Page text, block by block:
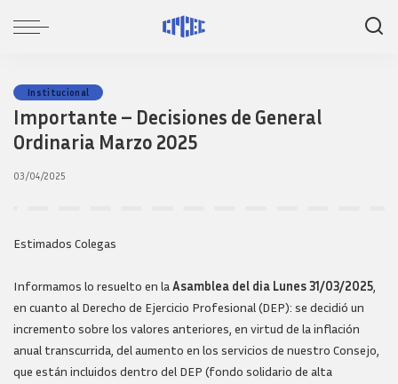
Institucional
Importante – Decisiones de General
Ordinaria Marzo 2025
03/04/2025
Estimados Colegas
Informamos lo resuelto en laAsamblea del dia Lunes 31/03/2025
en cuanto al Derecho de Ejercicio Profesional (DEP): se decidió un
incremento sobre los valores anteriores, en virtud de la inflación
anual transcurrida, del aumento en los servicios de nuestro Consejo,
que están incluidos dentro del DEP (fondo solidario de alta